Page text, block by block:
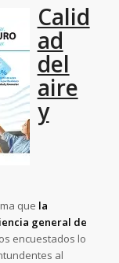
Calid
ad
del
aire
y
que la
general de
encuestados lo
al